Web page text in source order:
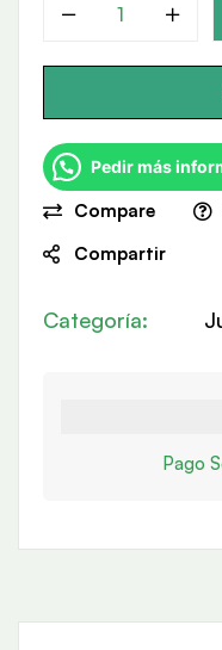
Pedir más
Compare
Compartir
Categoría:
Pago